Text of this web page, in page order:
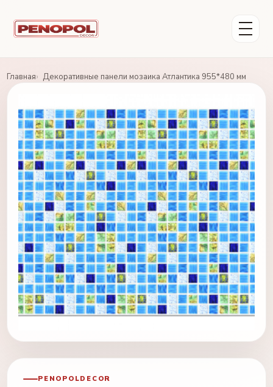
Главная Декоративные панели мозаика Атлантика 955*480 мм
PENOPOLDECOR